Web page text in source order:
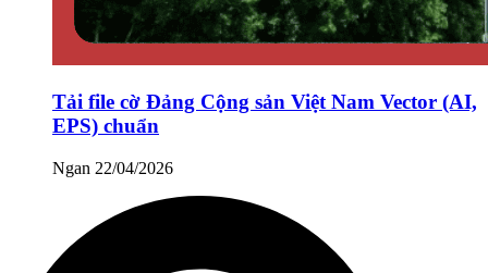
Tải file cờ Đảng Cộng sản Việt Nam Vector (AI,
EPS) chuẩn
Ngan 22/04/2026